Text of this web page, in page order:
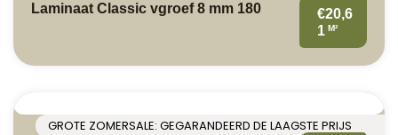
Laminaat Classic vgroef 8 mm 180
€20,6
1 M²
GROTE ZOMERSALE: GEGARANDEERD DE LAAGSTE PRIJS